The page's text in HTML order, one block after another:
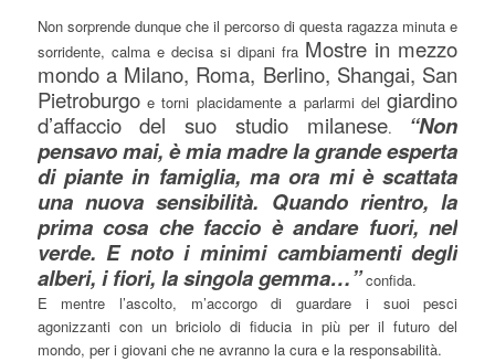
Non sorprende dunque che il percorso di questa ragazza minuta e
sorridente, calma e decisa si dipani fra Mostre in mezzo
mondo a Milano, Roma, Berlino, Shangai, San
Pietroburgoe torni placidamente a parlarmi delgiardino
d’affaccio del suo studio milanese. “Non
pensavo mai, è mia madre la grande esperta
di piante in famiglia, ma ora mi è scattata
una nuova sensibilità. Quando rientro, la
prima cosa che faccio è andare fuori, nel
verde. E noto i minimi cambiamenti degli
alberi, i fiori, la singola gemma…”confida.
E mentre l’ascolto, m’accorgo di guardare i suoi pesci
agonizzanti con un briciolo di fiducia in più per il futuro del
mondo, per i giovani che ne avranno la cura e la responsabilità.